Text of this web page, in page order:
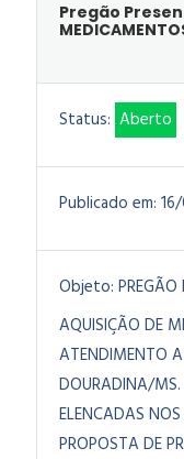
Pregão
Status: Aberto
Publicado em:
Objeto: PREGÃO
AQUISIÇÃO DE
ATENDIMENTO
DOURADINA/MS.
ELENCADAS
PROPOSTA DE